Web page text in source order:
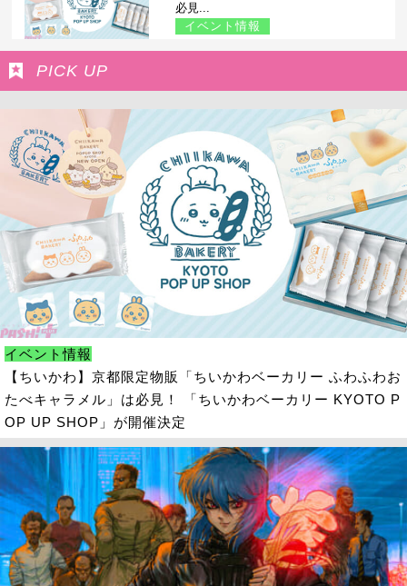
必見...
イベント情報
PICK UP
イベント情報
【ちいかわ】京都限定物販「ちいかわベーカリー ふわふわお
たべキャラメル」は必見！ 「ちいかわベーカリー KYOTO P
OP UP SHOP」が開催決定